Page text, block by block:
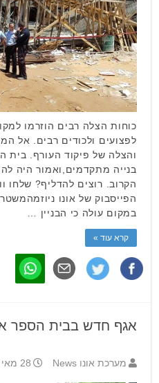
כוחות הצלה רבים הוזרמו
לפצועים ולכודים רבים. אל
והצלה של פיקוד העורף. בית
בנייה מתקדמים,ואמור היה
הקרוב. רוצים להדליף? שלחו
הפייסבוק של אונו
במקום עולה כי הבניין …
קרא עוד »
אגף חדש בבית הספר
מערכת אונו News 28 מאי 2017 13:19